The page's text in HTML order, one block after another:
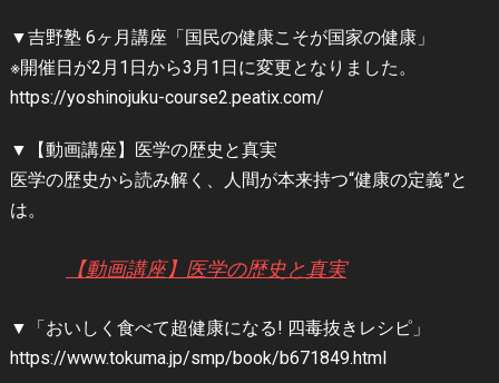
▼吉野塾 6ヶ月講座「国民の健康こそが国家の健康」
※開催日が2月1日から3月1日に変更となりました。
https://yoshinojuku-course2.peatix.com/
▼【動画講座】医学の歴史と真実
医学の歴史から読み解く、人間が本来持つ“健康の定義”と
は。
【動画講座】医学の歴史と真実
▼「おいしく食べて超健康になる! 四毒抜きレシピ」
https://www.tokuma.jp/smp/book/b671849.html